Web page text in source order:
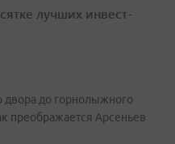
лучших инвест-
двора до горнолыжного
преображается Арсеньев